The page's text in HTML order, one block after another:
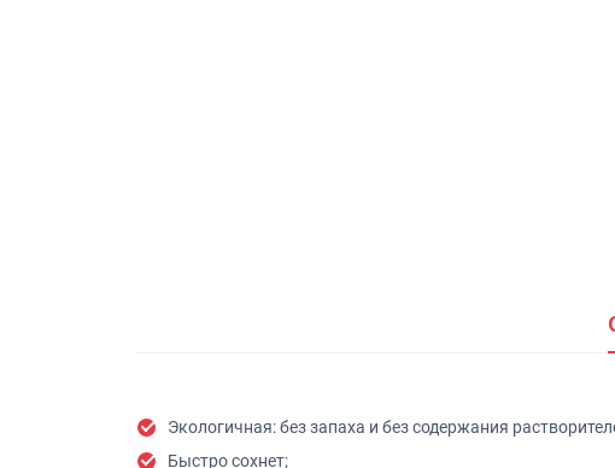
Экологичная: без запаха и без содержания
Быстро сохнет;